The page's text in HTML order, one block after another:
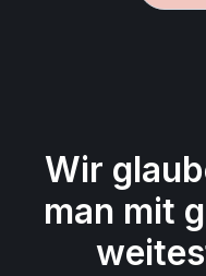
Wir
man mit